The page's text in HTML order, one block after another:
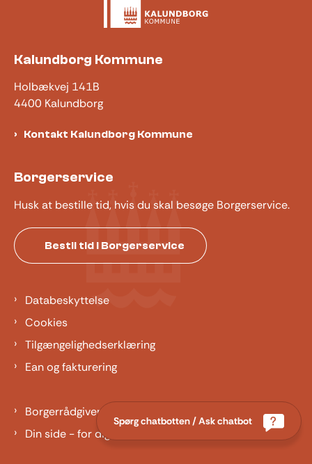
Kalundborg Kommune
Holbækvej 141B
4400 Kalundborg
Kontakt Kalundborg Kommune
Borgerservice
Husk at bestille tid, hvis du skal besøge Borgerservice.
Bestil tid i Borgerservice
Databeskyttelse
Cookies
Tilgængelighedserklæring
Ean og fakturering
Borgerrådgiver
Din side - for dig der er barn eller ung
Spørg chatbotten / Ask chatbot